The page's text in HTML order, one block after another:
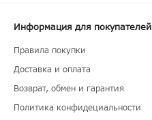
Информация для покупателей
Правила покупки
Доставка и оплата
Возврат, обмен и гарантия
Политика конфидециальности